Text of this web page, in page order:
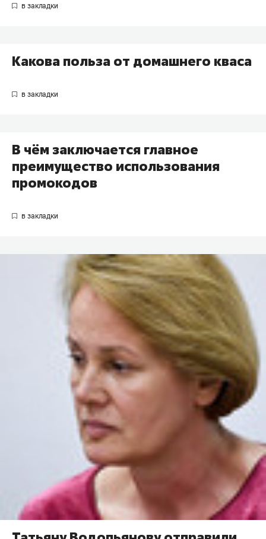
Какова польза от домашнего кваса
В чём заключается главное
преимущество использования
промокодов